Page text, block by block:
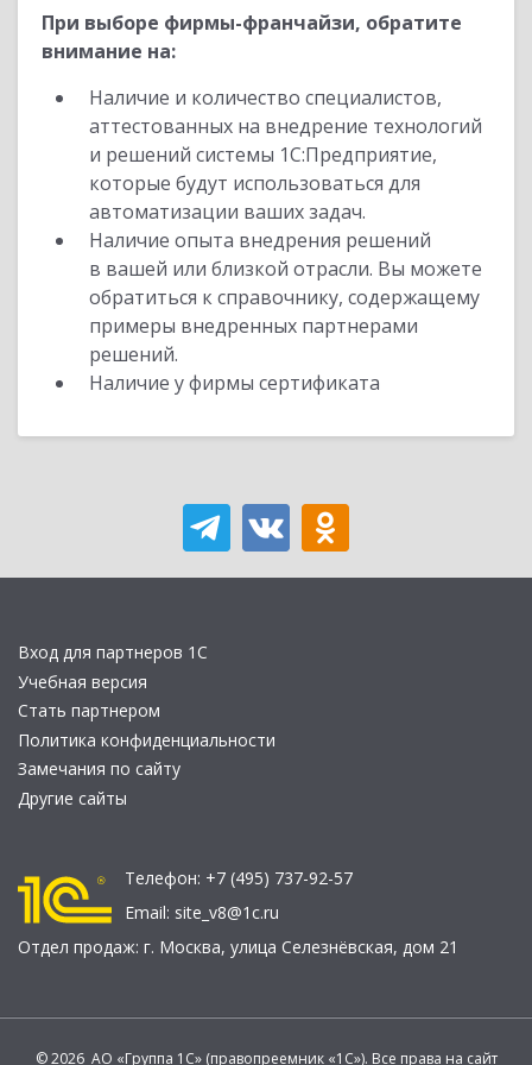
При выборе фирмы-франчайзи, обратите
внимание на:
Наличие и количество специалистов,
аттестованных на внедрение технологий
и решений системы 1С:Предприятие,
которые будут использоваться для
автоматизации ваших задач.
Наличие опыта внедрения решений
в вашей или близкой отрасли. Вы можете
обратиться к справочнику, содержащему
примеры внедренных партнерами
решений.
Наличие у фирмы сертификата
Вход для партнеров 1С
Учебная версия
Стать партнером
Политика конфиденциальности
Замечания по сайту
Другие сайты
Телефон: +7 (495) 737-92-57
Email: site_v8@1c.ru
Отдел продаж: г. Москва, улица Селезнёвская, дом 21
© 2026 АО «Группа 1С» (правопреемник «1С»). Все права на сайт